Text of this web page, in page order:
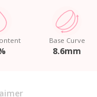
Base Curve
8.6mm